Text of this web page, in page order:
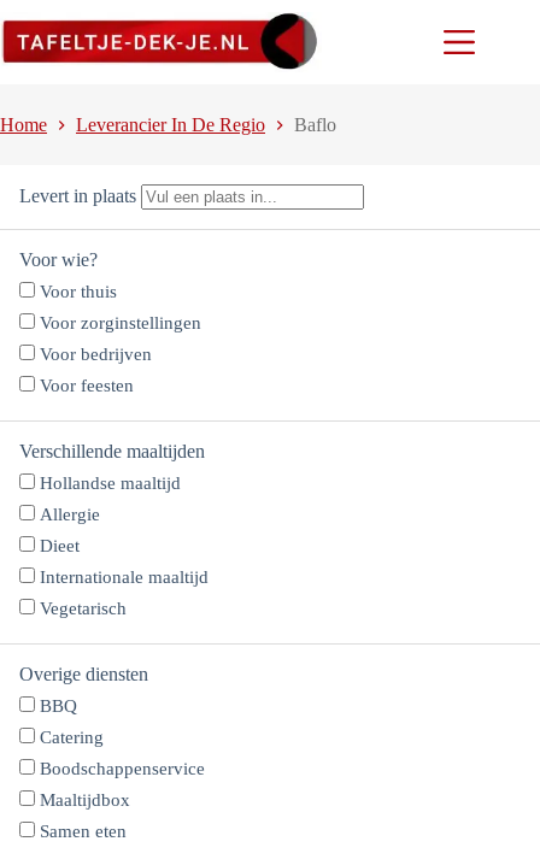
naar
Home Leverancier In De Regio Baflo
Levert in plaats
Voor wie?
Voor thuis
Voor zorginstellingen
Voor bedrijven
Voor feesten
Verschillende maaltijden
Hollandse maaltijd
Allergie
Dieet
Internationale maaltijd
Vegetarisch
Overige diensten
BBQ
Catering
Boodschappenservice
Maaltijdbox
Samen eten